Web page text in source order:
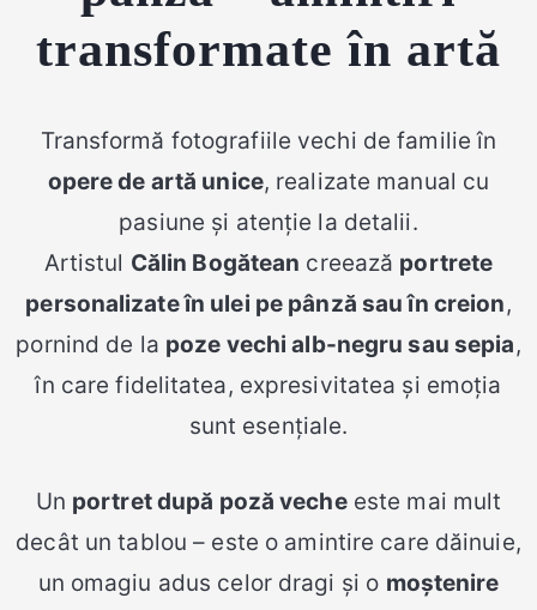
transformate în artă
Transformă fotografiile vechi de familie în
opere de artă unice, realizate manual cu
pasiune și atenție la detalii.
Artistul Călin Bogătean creează portrete
personalizate în ulei pe pânză sau în creion,
pornind de la poze vechi alb-negru sau sepia,
în care fidelitatea, expresivitatea și emoția
sunt esențiale.
Un portret după poză vecheeste mai mult
decât un tablou – este o amintire care dăinuie,
un omagiu adus celor dragi și o moștenire